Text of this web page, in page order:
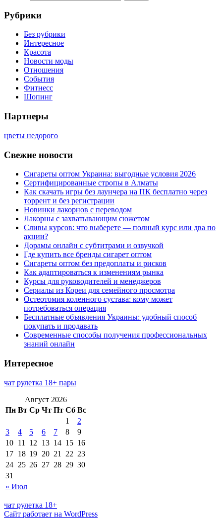
Рубрики
Без рубрики
Интересное
Красота
Новости моды
Отношения
События
Фитнесс
Шопинг
Партнеры
цветы недорого
Свежие новости
Сигареты оптом Украина: выгодные условия 2026
Сертифицированные стропы в Алматы
Как скачать игры без лаунчера на ПК бесплатно через
торрент и без регистрации
Новинки лакорнов с переводом
Лакорны с захватывающим сюжетом
Сливы курсов: что выберете — полный курс или два по
акции?
Дорамы онлайн с субтитрами и озвучкой
Где купить все бренды сигарет оптом
Сигареты оптом без предоплаты и рисков
Как адаптироваться к изменениям рынка
Курсы для руководителей и менеджеров
Сериалы из Кореи для семейного просмотра
Остеотомия коленного сустава: кому может
потребоваться операция
Бесплатные объявления Украины: удобный способ
покупать и продавать
Современные способы получения профессиональных
знаний онлайн
Интересное
чат рулетка 18+ пары
Август 2026
Пн Вт Ср Чт Пт Сб Вс
« Июл
1
2
3
4 5 6 7 8
9
10 11 12 13 14 15 16
17 18 19 20 21 22 23
24 25 26 27 28 29 30
31
чат рулетка 18+
Сайт работает на WordPress